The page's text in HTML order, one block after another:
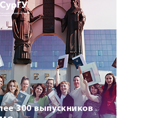
300 выпускников